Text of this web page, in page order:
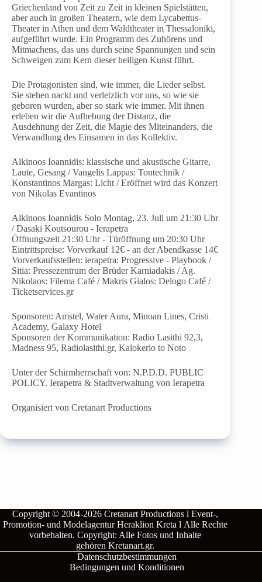
Griechenland von Zeit zu Zeit in kleinen Spielstätten,
aber auch in großen Theatern, wie dem Lycabettus-
Theater in Athen und dem Waldtheater in Thessaloniki,
aufgeführt wurde. Ein Programm des Zuhörens und
Mitmachens, das uns durch seine Spannungen und sein
Schweigen zum Kern dieser heiligen Kunst führt.
Die Protagonisten sind, wie immer, die Lieder selbst.
Sie stehen nackt und verletzlich vor uns, so wie sie
geboren wurden, aber so stark wie immer. Mit ihnen
erleben wir die Aufhebung der Distanz, die
Ausdehnung der Zeit, die Magie des Miteinanders, die
Verwandlung des Einsamen in das Kollektiv.
Alkinoos Ioannidis: klassische und akustische Gitarre,
Laute, Gesang / Vangelis Lappas: Tontechnik /
Konstantinos Margas: Licht / Eröffnet wird das Konzert
von Nikolas Evantinos
Alkinoos Ioannidis Solo Montag, 23. Juli um 21:30 Uhr
/ Dasaki Koutsourou - Ierapetra
Öffnungszeit 21:30 Uhr - Türöffnung um 20:30 Uhr
Eintrittspreise: Vorverkauf 12€ - an der Abendkasse 14€
Vorverkaufsstellen: ierapetra: Progressive - Playbook /
Sitia: Pressezentrum der Brüder Karniadakis / Ag.
Nikolaos: Filema Café / Makris Gialos: Delogo Café /
Ticketservices.gr
Sponsoren: Amstel, Water Aura, Minoan Lines, Cristi
Academy, Galaxy Hotel
Sponsoren der Kommunikation: Radio Lasithi 92,3,
Madness 95, Radiolasithi.gr, Kalokerio to Noto
Unter der Schirmherrschaft von: N.P.D.D. PUBLIC
POLICY. Ierapetra & Stadtverwaltung von Ierapetra
Organisiert von Cretanart Productions
Copyright © 2004-2026Cretanart Productions l Event-,
Promotion- und Modelagentur Heraklion Kreta l Alle Rechte
vorbehalten.Copyright: Alle Fotos und Inhalte
gehörenKretanart.gr.
Datenschutzbestimmungen
Bedingungen und Konditionen